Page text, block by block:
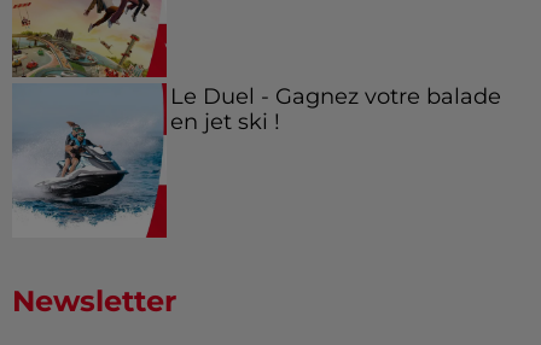
Le Duel - Gagnez votre balade
en jet ski !
Newsletter